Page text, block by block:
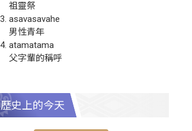
祖靈祭
asavasavahe
男性青年
atamatama
父字輩的稱呼
歷史上的今天